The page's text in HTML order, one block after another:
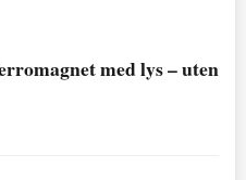
med lys – uten